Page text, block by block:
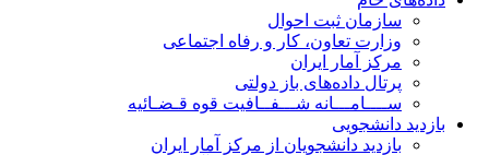
سازمان ثبت احوال
وزارت تعاون، کار و رفاه اجتماعی
مرکز آمار ایران
پرتال داده‌های باز دولتی
ســــامـــانه شـــفــافیت قوه قـضـائیه
بازدید دانشجویی
بازدید دانشجویان از مرکز آمار ایران